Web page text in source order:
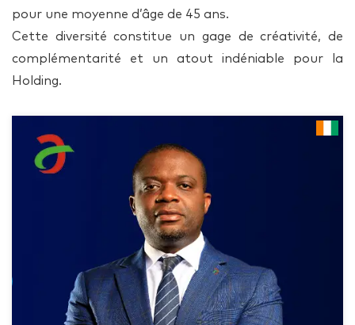
pour une moyenne d’âge de 45 ans.
Cette diversité constitue un gage de créativité, de
complémentarité et un atout indéniable pour la
Holding.